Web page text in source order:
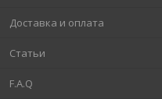
Доставка и оплата
Статьи
F.A.Q